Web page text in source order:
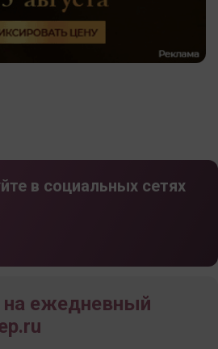
в социальных сетях
на ежедневный